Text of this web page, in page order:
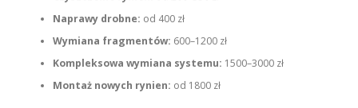
Naprawy drobne: od 400 zł
Wymiana fragmentów: 600–1200 zł
Kompleksowa wymiana systemu: 1500–3000 zł
Montaż nowych rynien: od 1800 zł